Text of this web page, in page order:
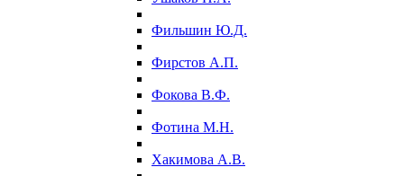
Фильшин Ю.Д.
Фирстов А.П.
Фокова В.Ф.
Фотина М.Н.
Хакимова А.В.